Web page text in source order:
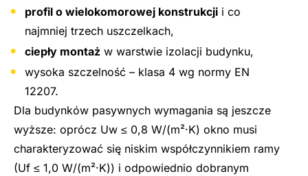
profil o wielokomorowej konstrukcji i co
najmniej trzech uszczelkach,
ciepły montaż w warstwie izolacji budynku,
wysoka szczelność – klasa 4 wg normy EN
12207.
Dla budynków pasywnych wymagania są jeszcze
wyższe: oprócz Uw ≤ 0,8 W/(m²·K) okno musi
charakteryzować się niskim współczynnikiem ramy
(Uf ≤ 1,0 W/(m²·K)) i odpowiednio dobranym